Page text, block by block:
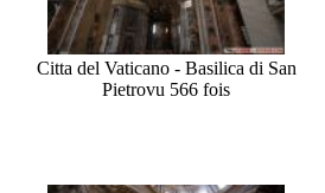
Citta del Vaticano - Basilica di San
Pietrovu 566 fois